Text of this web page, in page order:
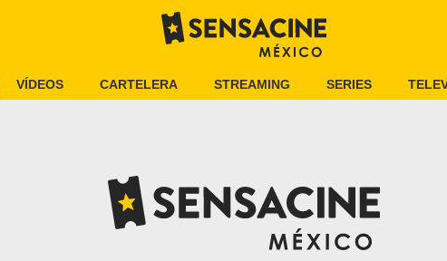
VÍDEOS CARTELERA STREAMING SERIES